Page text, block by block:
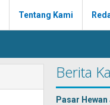
Tentang Kami
Berita
Pasar